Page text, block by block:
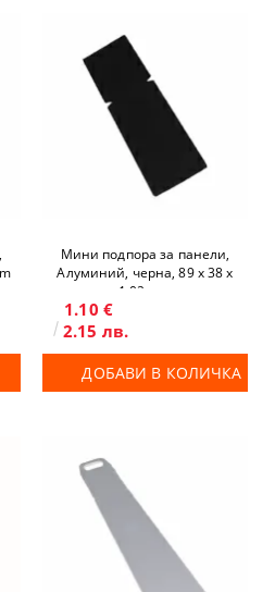
Мини подпора за панели,
Алуминий, черна, 89 x 38 х
1.02 mm
1.10 €
2.15 лв.
ДОБАВИ В КОЛИЧКА